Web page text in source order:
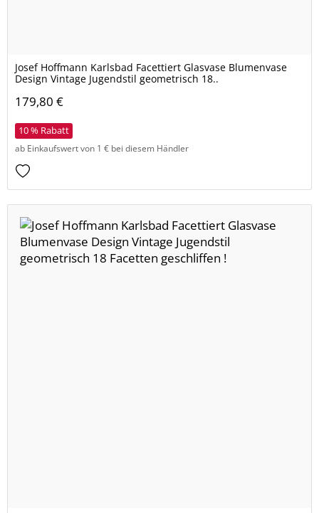
Josef Hoffmann Karlsbad Facettiert Glasvase Blumenvase
Design Vintage Jugendstil geometrisch 18..
179,80 €
10 % Rabatt
ab Einkaufswert von 1 € bei diesem Händler